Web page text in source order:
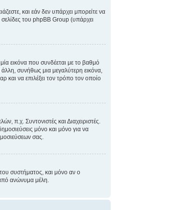
και εάν δεν υπάρχει μπορείτε να
σελίδες του phpBB Group (υπάρχει
εικόνα που συνδέεται με το βαθμό
συνήθως μια μεγαλύτερη εικόνα,
και να επιλέξει τον τρόπο τον οποίο
π.χ. Συντονιστές και Διαχειριστές.
μόνο και μόνο για να
σας.
συστήματος, και μόνο αν ο
από ανώνυμα μέλη.